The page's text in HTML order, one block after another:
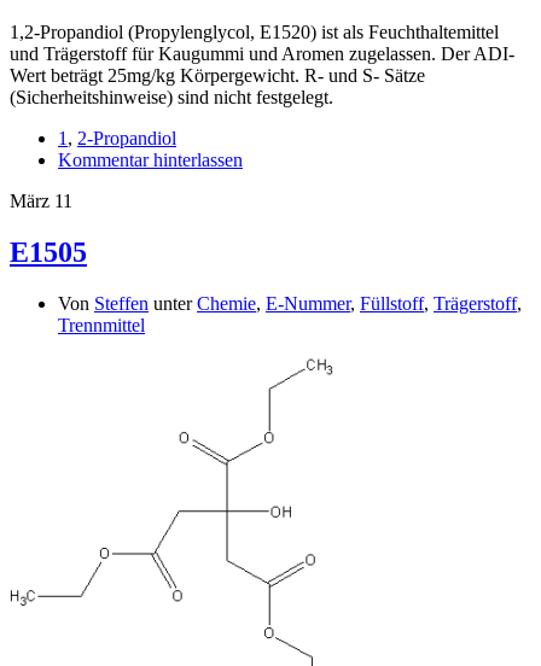
1,2-Propandiol (Propylenglycol, E1520) ist als Feuchthaltemittel
und Trägerstoff für Kaugummi und Aromen zugelassen. Der ADI-
Wert beträgt 25mg/kg Körpergewicht. R- und S- Sätze
(Sicherheitshinweise) sind nicht festgelegt.
1 , 2-Propandiol
Kommentar hinterlassen
März 11
E1505
Von Steffen unterChemie, E-Nummer, Füllstoff, Trägerstoff,
Trennmittel